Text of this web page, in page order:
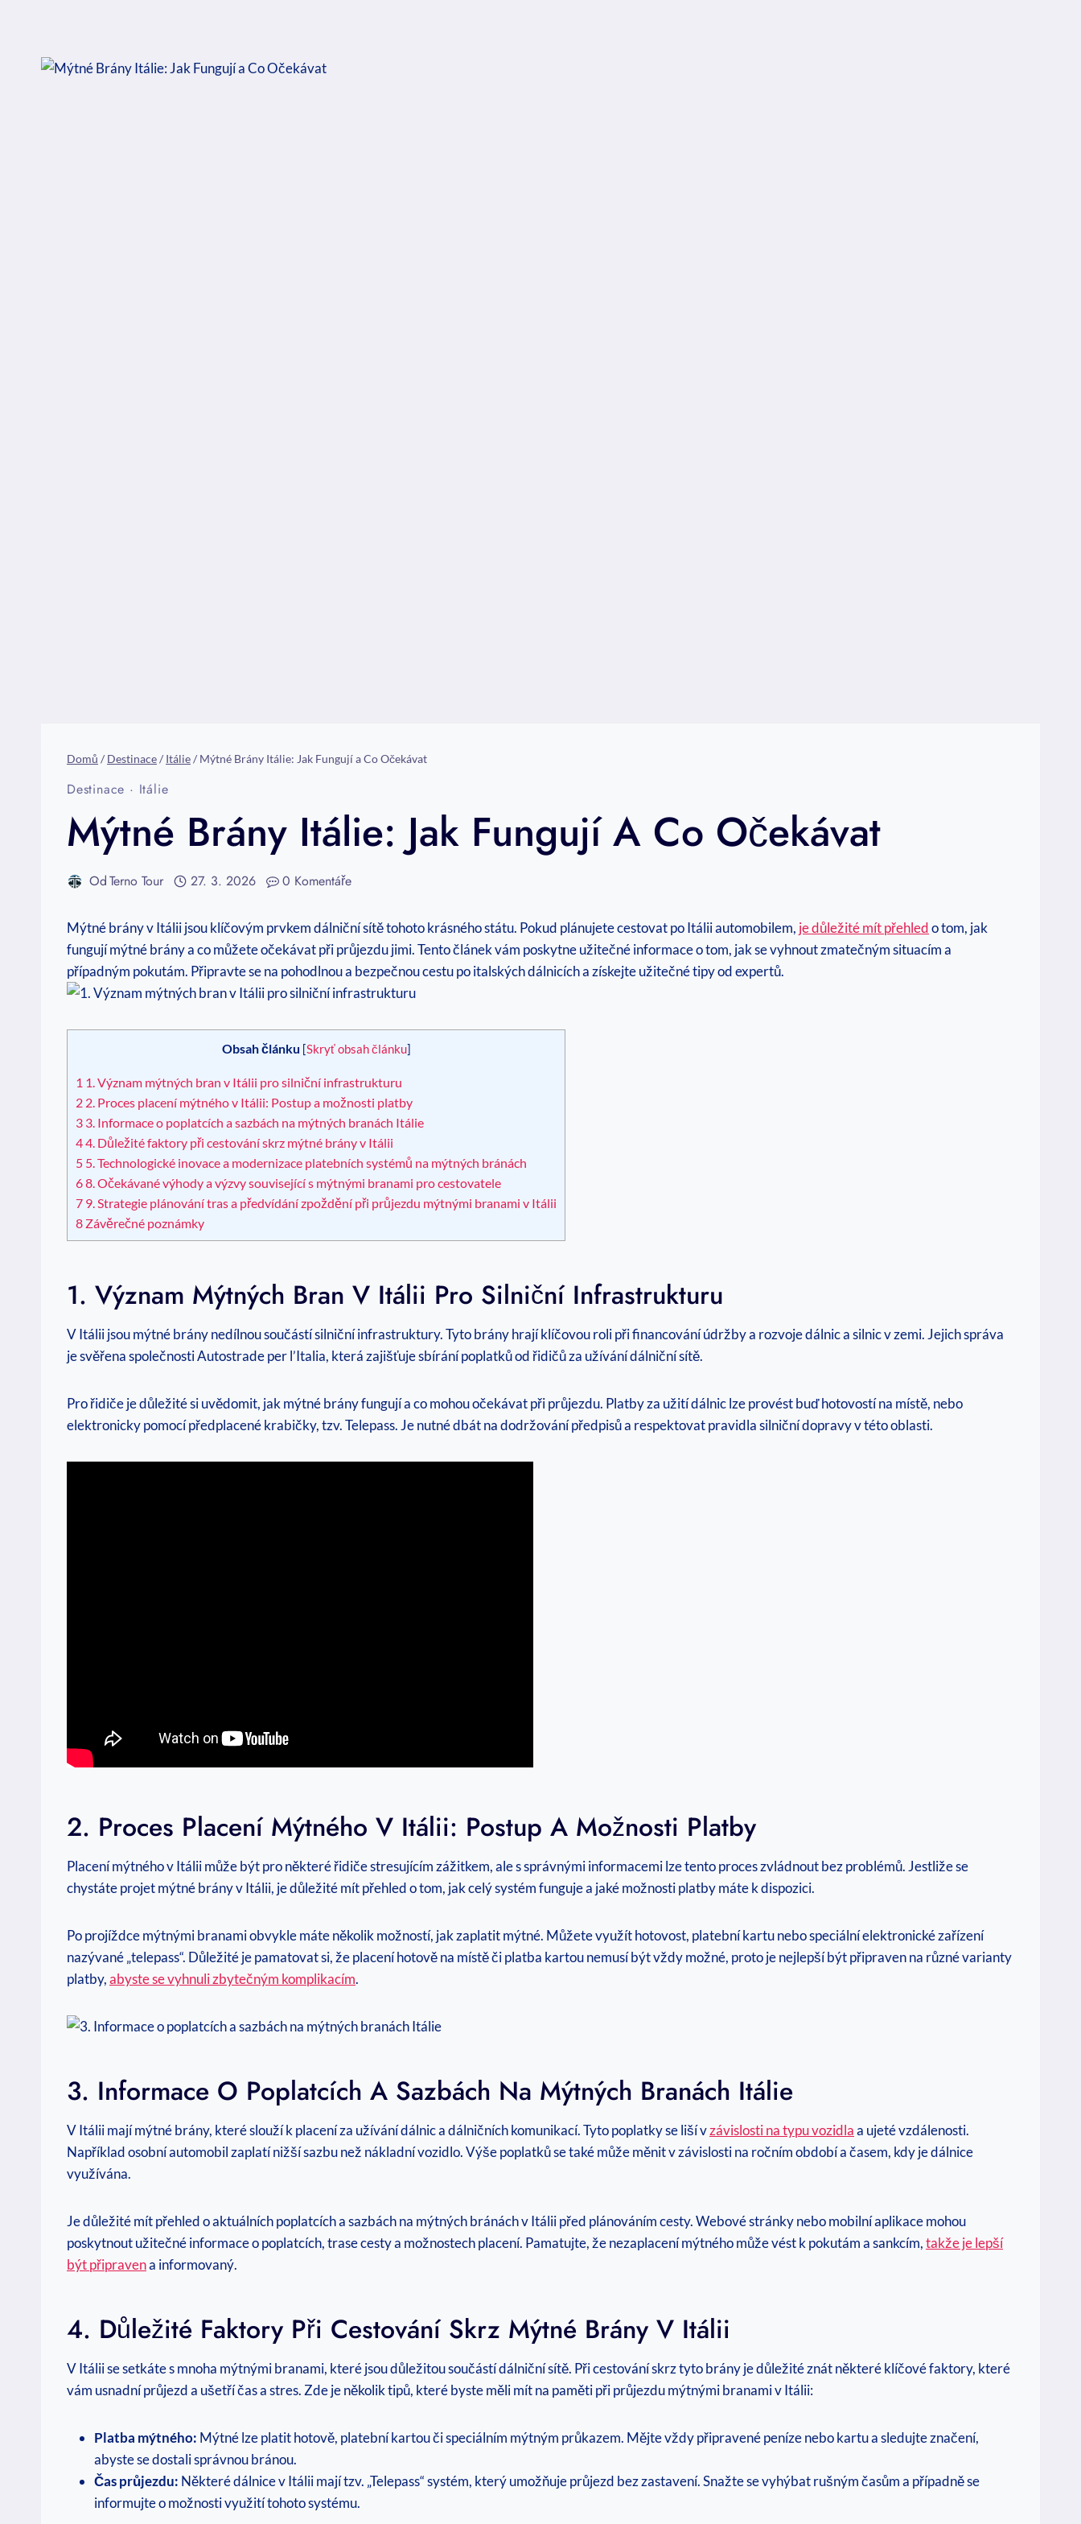
Domů / Destinace/ Itálie/ Mýtné Brány Itálie: Jak Fungují a Co Očekávat
Destinace · Itálie
Mýtné Brány Itálie: Jak Fungují A Co Očekávat
OdTerno Tour 27. 3. 2026 0 Komentáře
Mýtné brány v Itálii jsou klíčovým prvkem dálniční sítě tohoto krásného státu. Pokud plánujete cestovat po Itálii automobilem, je důležité mít přehledo tom, jak
fungují mýtné brány a co můžete očekávat při průjezdu jimi. Tento článek vám poskytne užitečné informace o tom, jak se vyhnout zmatečným situacím a
případným pokutám. Připravte se na pohodlnou a bezpečnou cestu po italských dálnicích a získejte užitečné tipy od expertů.
Obsah článku [Skryť obsah článku]
1 1. Význam mýtných bran v Itálii pro silniční infrastrukturu
2 2. Proces placení mýtného v Itálii: Postup a možnosti platby
3 3. Informace o poplatcích a sazbách na mýtných branách Itálie
44. Důležité faktory při cestování skrz mýtné brány v Itálii
5 5. Technologické inovace a modernizace platebních systémů na mýtných bránách
68. Očekávané výhody a výzvy související s mýtnými branami pro cestovatele
7 9. Strategie plánování tras a předvídání zpoždění při průjezdu mýtnými branami v Itálii
8 Závěrečné poznámky
1. Význam Mýtných Bran V Itálii Pro Silniční Infrastrukturu
V Itálii jsou mýtné brány nedílnou součástí silniční infrastruktury. Tyto brány hrají klíčovou roli při financování údržby a rozvoje dálnic a silnic v zemi. Jejich správa
je svěřena společnosti Autostrade per l’Italia, která zajišťuje sbírání poplatků od řidičů za užívání dálniční sítě.
Pro řidiče je důležité si uvědomit, jak mýtné brány fungují a co mohou očekávat při průjezdu. Platby za užití dálnic lze provést buď hotovostí na místě, nebo
elektronicky pomocí předplacené krabičky, tzv. Telepass. Je nutné dbát na dodržování předpisů a respektovat pravidla silniční dopravy v této oblasti.
2. Proces Placení Mýtného V Itálii: Postup A Možnosti Platby
Placení mýtného v Itálii může být pro některé řidiče stresujícím zážitkem, ale s správnými informacemi lze tento proces zvládnout bez problémů. Jestliže se
chystáte projet mýtné brány v Itálii, je důležité mít přehled o tom, jak celý systém funguje a jaké možnosti platby máte k dispozici.
Po projíždce mýtnými branami obvykle máte několik možností, jak zaplatit mýtné. Můžete využít hotovost, platební kartu nebo speciální elektronické zařízení
nazývané „telepass“. Důležité je pamatovat si, že placení hotově na místě či platba kartou nemusí být vždy možné, proto je nejlepší být připraven na různé varianty
platby,abyste se vyhnuli zbytečným komplikacím.
3. Informace O Poplatcích A Sazbách Na Mýtných Branách Itálie
V Itálii mají mýtné brány, které slouží k placení za užívání dálnic a dálničních komunikací. Tyto poplatky se liší vzávislosti na typu vozidlaa ujeté vzdálenosti.
Například osobní automobil zaplatí nižší sazbu než nákladní vozidlo. Výše poplatků se také může měnit v závislosti na ročním období a časem, kdy je dálnice
využívána.
Je důležité mít přehled o aktuálních poplatcích a sazbách na mýtných bránách v Itálii před plánováním cesty. Webové stránky nebo mobilní aplikace mohou
poskytnout užitečné informace o poplatcích, trase cesty a možnostech placení. Pamatujte, že nezaplacení mýtného může vést k pokutám a sankcím,takže je lepší
být připravena informovaný.
4. Důležité Faktory Při Cestování Skrz Mýtné Brány V Itálii
V Itálii se setkáte s mnoha mýtnými branami, které jsou důležitou součástí dálniční sítě. Při cestování skrz tyto brány je důležité znát některé klíčové faktory, které
vám usnadní průjezd a ušetří čas a stres. Zde je několik tipů, které byste měli mít na paměti při průjezdu mýtnými branami v Itálii:
Platba mýtného: Mýtné lze platit hotově, platební kartou či speciálním mýtným průkazem. Mějte vždy připravené peníze nebo kartu a sledujte značení,
abyste se dostali správnou bránou.
Čas průjezdu: Některé dálnice v Itálii mají tzv. „Telepass“ systém, který umožňuje průjezd bez zastavení. Snažte se vyhýbat rušným časům a případně se
informujte o možnosti využití tohoto systému.